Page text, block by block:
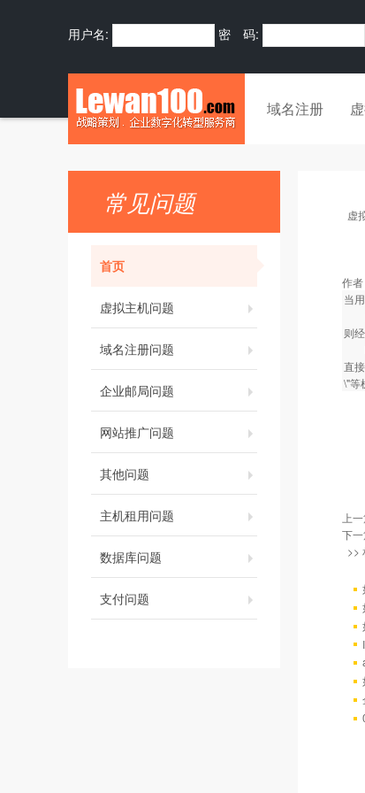
用户名: 密 码:
域名注册
常见问题
首页
虚拟主机问题
域名注册问题
企业邮局问题
网站推广问题
其他问题
主机租用问题
数据库问题
支付问题
虚
作者
当
自
则
直
\"等
上
下一
>>